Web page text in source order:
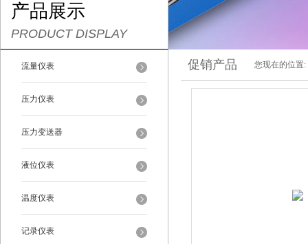
产品展示
PRODUCT DISPLAY
流量仪表
压力仪表
压力变送器
液位仪表
温度仪表
记录仪表
促销产品 您现在的位置: